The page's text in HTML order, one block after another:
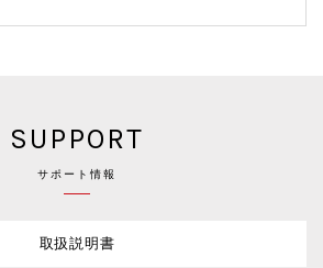
SUPPORT
サポート情報
取扱説明書